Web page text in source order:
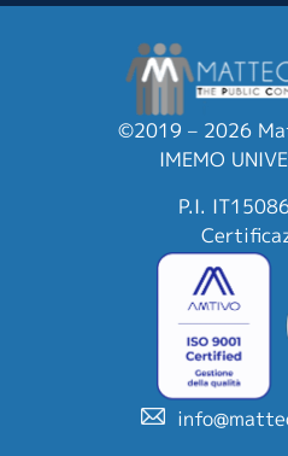
©2019 – 2026
IMEMO
P.I.